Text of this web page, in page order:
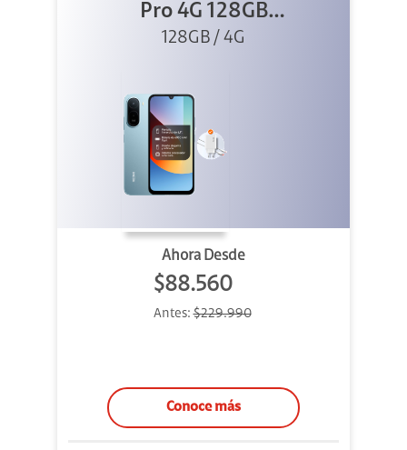
Pro 4G 128GB
Azul + Cargador
128GB / 4G
Ahora Desde
$88.560
Antes:$229.990
Conoce más